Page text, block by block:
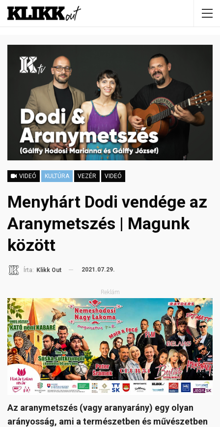
VIDEÓ KULTÚRA VEZÉR VIDEÓ
Menyhárt Dodi vendége az
Aranymetszés | Magunk
között
Írta: Klikk Out 2021.07.29.
Reklám
Az aranymetszés (vagy aranyarány) egy olyan
arányosság, ami a természetben és művészetben